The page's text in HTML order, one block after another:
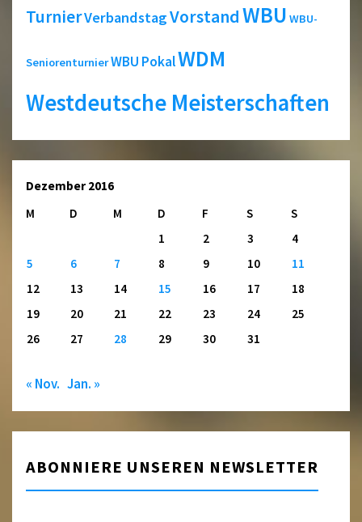
TurnierVerbandstagVorstandWBU WBU-
SeniorenturnierWBU PokalWDM
Westdeutsche Meisterschaften
Dezember 2016
M
D M D F S
S
1
2 3
4
5
6 7 8 9 10
11
12
13 14 15 16 17
18
19
20 21 22 23 24
25
26
27 28 29 30 31
« Nov. Jan. »
ABONNIERE UNSEREN NEWSLETTER